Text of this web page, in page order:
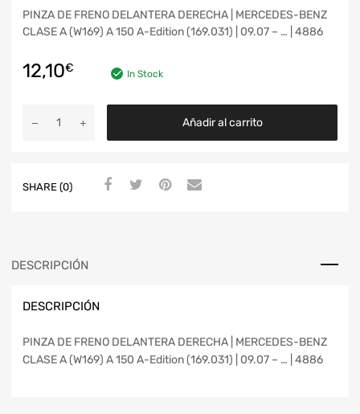
PINZA DE FRENO DELANTERA DERECHA | MERCEDES-BENZ
CLASE A (W169) A 150 A-Edition (169.031) | 09.07 – … | 4886
12,10€ In Stock
Añadir al carrito
SHARE (0)
DESCRIPCIÓN
DESCRIPCIÓN
PINZA DE FRENO DELANTERA DERECHA | MERCEDES-BENZ
CLASE A (W169) A 150 A-Edition (169.031) | 09.07 – … | 4886